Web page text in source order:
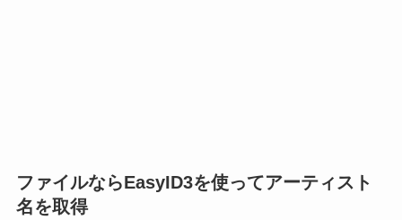
ファイルならEasyID3を使ってアーティスト
名を取得